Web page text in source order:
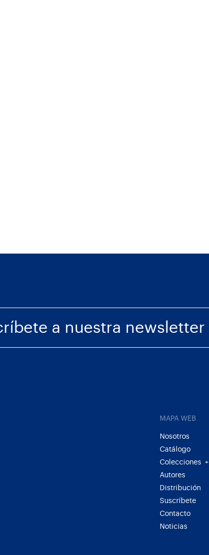
a nuestra newsletter
MAPA WEB
Nosotros
Catálogo
Colecciones
+
Autores
Distribución
Suscríbete
Contacto
Noticias